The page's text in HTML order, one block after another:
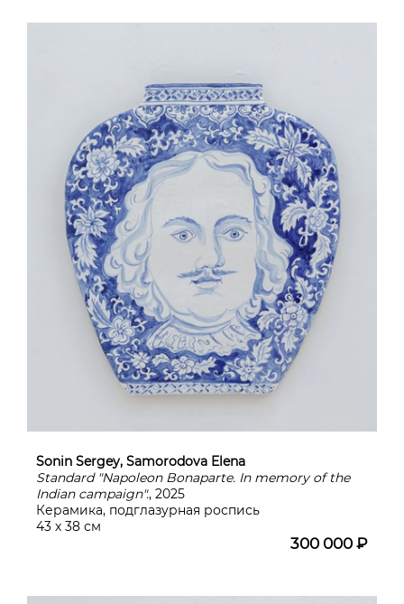
Sonin Sergey, Samorodova Elena
Standard "Napoleon Bonaparte. In memory of the
Indian campaign"., 2025
Керамика, подглазурная роспись
43 х 38 см
300 000 ₽